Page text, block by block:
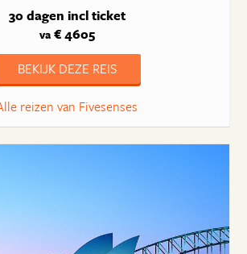
30 dagen incl ticket
va€ 4605
BEKIJK DEZE REIS
reizen van Fivesenses